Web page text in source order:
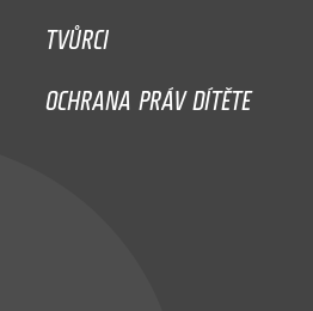
TVŮRCI
OCHRANA PRÁV DÍTĚTE